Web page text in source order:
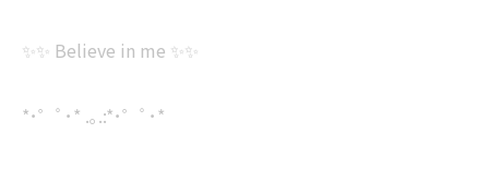
✨✨ Believe in me ✨✨
*･゜ﾟ･* .｡.:*･゜ﾟ･*